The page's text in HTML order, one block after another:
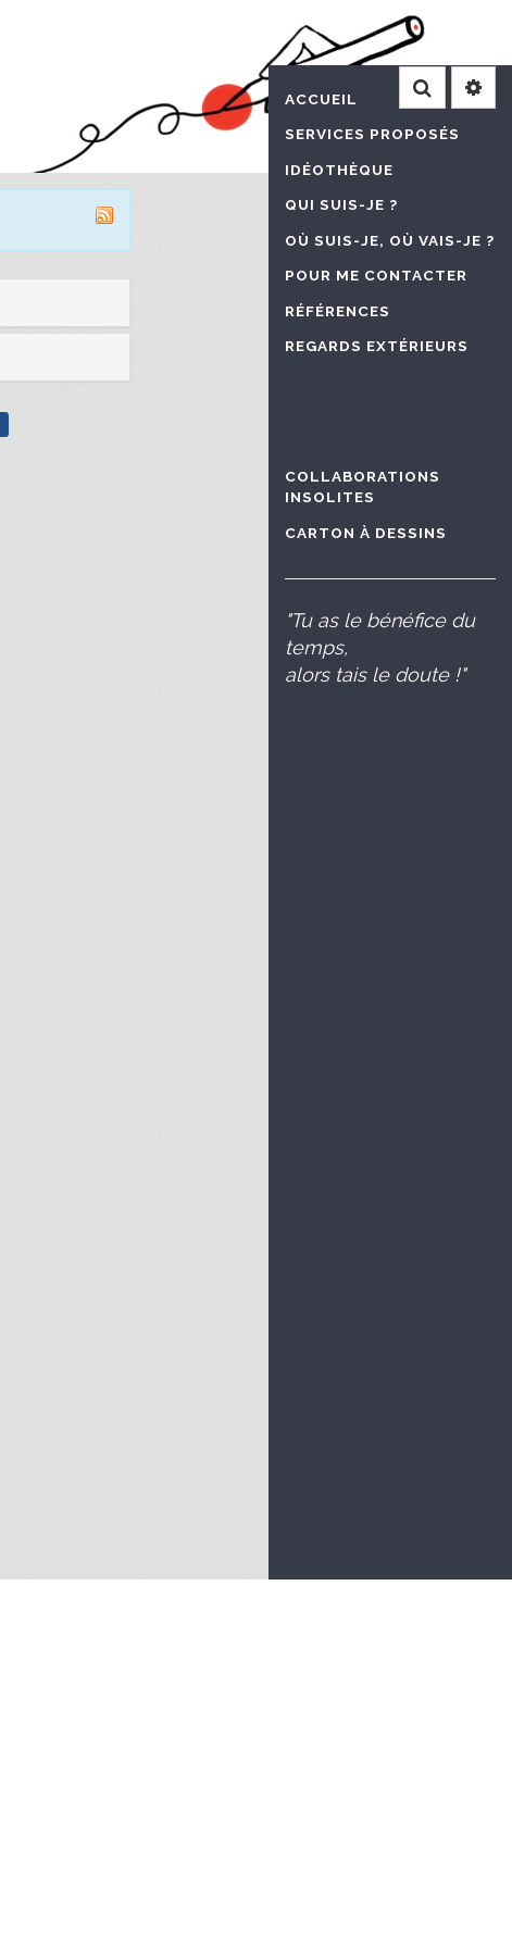
ACCUEIL
SERVICES PROPOSÉS
IDÉOTHÈQUE
QUI SUIS-JE ?
OÙ SUIS-JE, OÙ VAIS-JE ?
POUR ME CONTACTER
RÉFÉRENCES
REGARDS EXTÉRIEURS
COLLABORATIONS
INSOLITES
CARTON À DESSINS
"Tu as le bénéfice du
temps,
alors tais le doute !"